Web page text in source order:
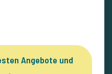
Angebote und